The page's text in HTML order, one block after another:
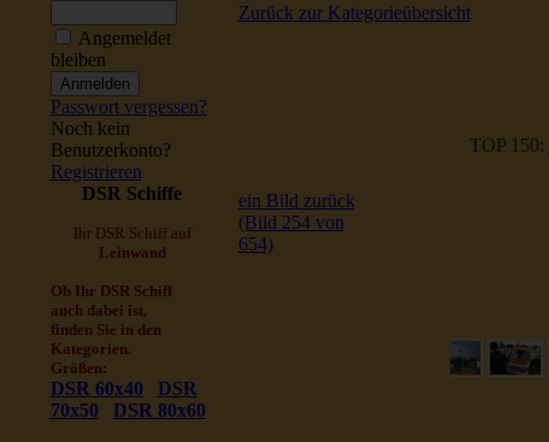
Angemeldet
bleiben
Passwort vergessen?
Noch kein
Benutzerkonto?
Registrieren
DSR Schiffe
Ihr DSR Schiff auf
Leinwand
Ob Ihr DSR Schiff
auch dabei ist,
finden Sie in den
Kategorien.
Größen:
DSR 60x40
DSR
70x50
DSR 80x60
Zurück zur Kategorieübersicht
TOP 150:
ein Bild zurück
(Bild 254 von
654)